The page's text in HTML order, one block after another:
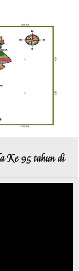
Ke 95 tahun di